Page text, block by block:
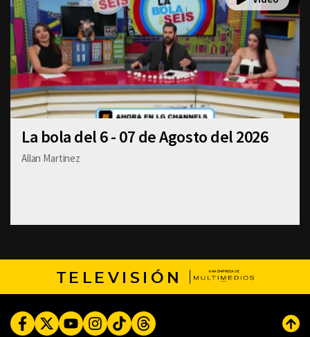
La bola del 6 - 07 de Agosto del 2026
Allan Martinez
TELEVISIÓN
FacebookTwitterYoutubeInstagram
TikTokThreads